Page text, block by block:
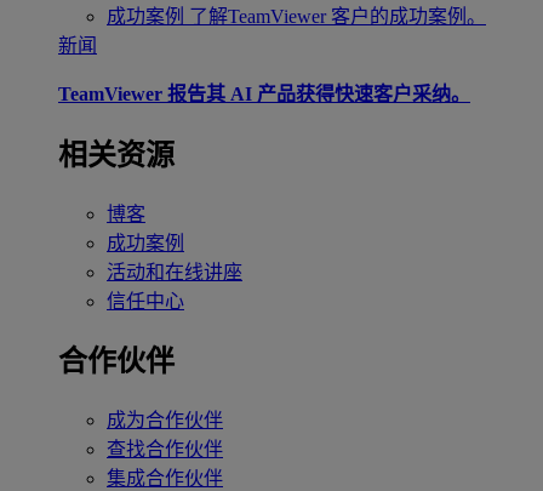
成功案例 了解TeamViewer 客户的成功案例。
新闻
TeamViewer 报告其 AI 产品获得快速客户采纳。
相关资源
博客
成功案例
活动和在线讲座
信任中心
合作伙伴
成为合作伙伴
查找合作伙伴
集成合作伙伴